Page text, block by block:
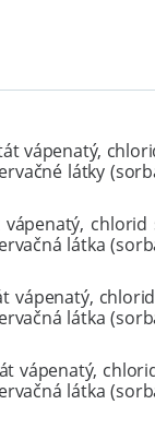
látky
látka
látka
látka